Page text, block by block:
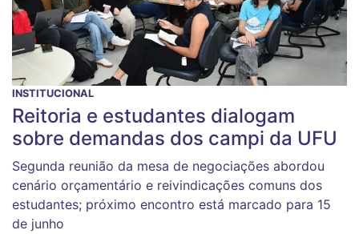
INSTITUCIONAL
Reitoria e estudantes dialogam
sobre demandas dos campi da UFU
Segunda reunião da mesa de negociações abordou
cenário orçamentário e reivindicações comuns dos
estudantes; próximo encontro está marcado para 15
de junho